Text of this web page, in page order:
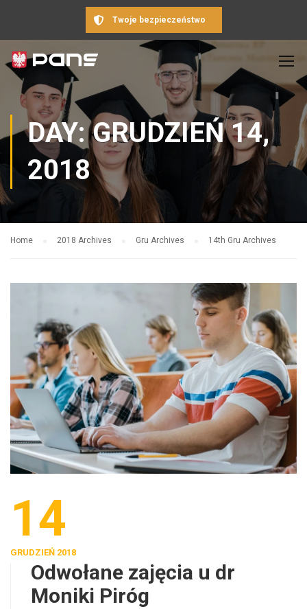
Twoje bezpieczeństwo
DAY: GRUDZIEŃ 14,
2018
Home 2018 Archives Gru Archives 14th Gru Archives
14
GRUDZIEŃ 2018
Odwołane zajęcia u dr
Moniki Piróg